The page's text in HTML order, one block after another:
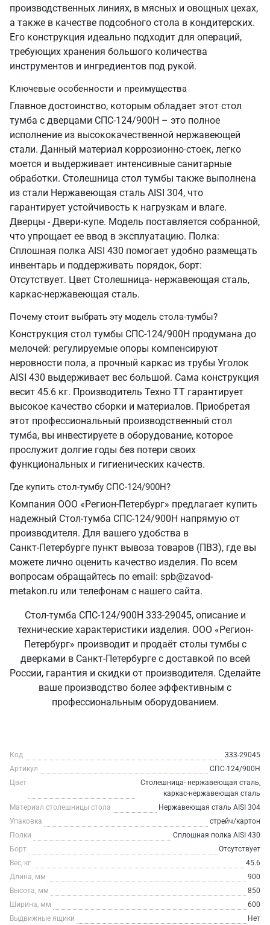
производственных линиях, в мясных и овощных цехах,
а также в качестве подсобного стола в кондитерских.
Его конструкция идеально подходит для операций,
требующих хранения большого количества
инструментов и ингредиентов под рукой.
Ключевые особенности и преимущества
Главное достоинство, которым обладает этот стол
тумба с дверцами СПС-124/900Н – это полное
исполнение из высококачественной нержавеющей
стали. Данный материал коррозионно-стоек, легко
моется и выдерживает интенсивные санитарные
обработки. Столешница стол тумбы также выполнена
из стали Нержавеющая сталь AISI 304, что
гарантирует устойчивость к нагрузкам и влаге.
Дверцы - Двери-купе. Модель поставляется собранной,
что упрощает ее ввод в эксплуатацию. Полка:
Сплошная полка AISI 430 помогает удобно размещать
инвентарь и поддерживать порядок, борт:
Отсутствует. Цвет Столешница- нержавеющая сталь,
каркас-нержавеющая сталь.
Почему стоит выбрать эту модель стола-тумбы?
Конструкция стол тумбы СПС-124/900Н продумана до
мелочей: регулируемые опоры компенсируют
неровности пола, а прочный каркас из трубы Уголок
AISI 430 выдерживает вес большой. Сама конструкция
весит 45.6 кг. Производитель Техно ТТ гарантирует
высокое качество сборки и материалов. Приобретая
этот профессиональный производственный стол
тумба, вы инвестируете в оборудование, которое
прослужит долгие годы без потери своих
функциональных и гигиенических качеств.
Где купить стол-тумбу СПС-124/900Н?
Компания ООО «Регион-Петербург» предлагает купить
надежный Стол-тумба СПС-124/900Н напрямую от
производителя. Для вашего удобства в
Санкт‑Петербурге пункт вывоза товаров (ПВЗ), где вы
можете лично оценить качество изделия. По всем
вопросам обращайтесь по email: spb@zavod-
metakon.ru или телефонам с нашего сайта.
Стол-тумба СПС-124/900Н 333-29045, описание и
технические характеристики изделия. ООО «Регион-
Петербург» производит и продаёт столы тумбы с
дверками в Санкт‑Петербурге с доставкой по всей
России, гарантия и скидки от производителя. Сделайте
ваше производство более эффективным с
профессиональным оборудованием.
Код
333-29045
Артикул
СПС-124/900Н
Цвет
Столешница- нержавеющая сталь,
каркас-нержавеющая сталь
Материал столешницы стола
Нержавеющая сталь AISI 304
Упаковка
стрейч/картон
Полки
Сплошная полка AISI 430
Борт
Отсутствует
Вес, кг
45.6
Длина, мм
900
Высота, мм
850
Ширина, мм
600
Выдвижные ящики
Нет